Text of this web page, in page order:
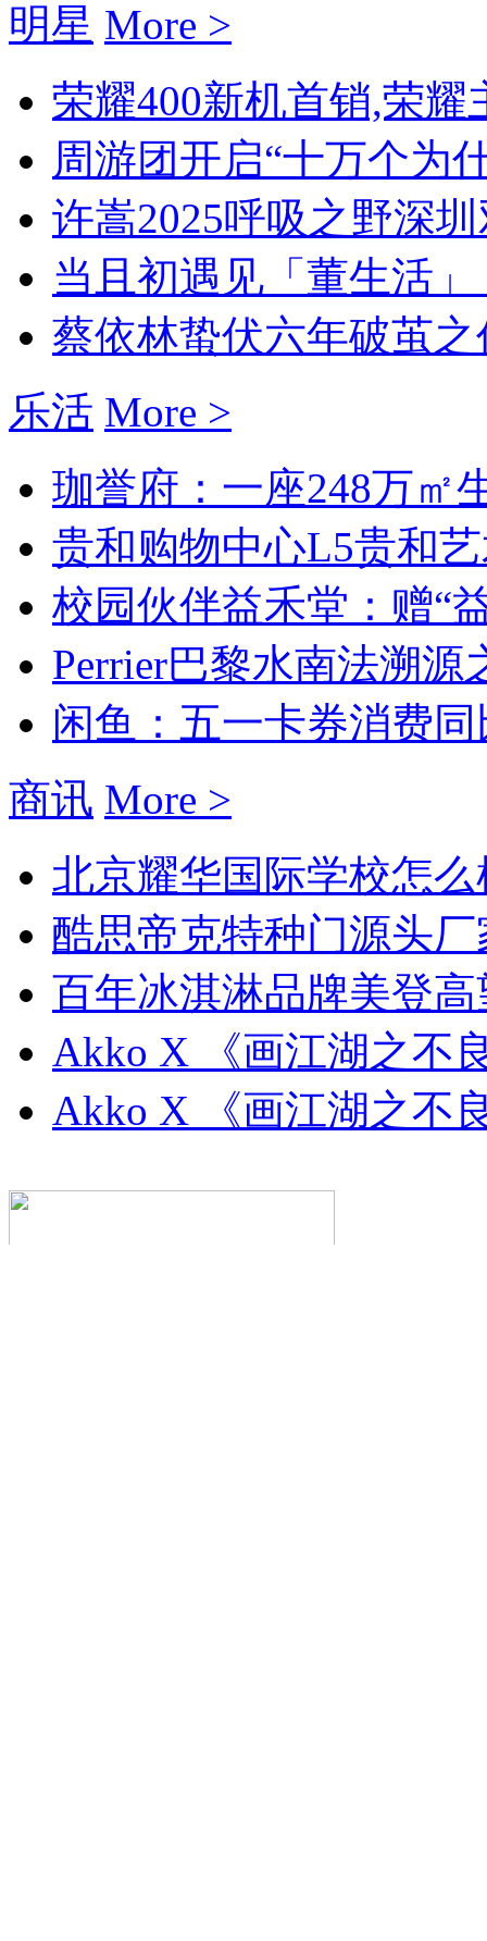
明星 More >
荣耀400新机首销,荣耀
周游团开启“十万个为
许嵩2025呼吸之野深
当且初遇见「董生活
蔡依林蛰伏六年破茧之
乐活 More >
珈誉府：一座248万㎡
贵和购物中心L5贵和
校园伙伴益禾堂：赠“
Perrier巴黎水南法溯源
闲鱼：五一卡券消费
商讯 More >
北京耀华国际学校怎
酷思帝克特种门源头
百年冰淇淋品牌美登
Akko X 《画江湖之不
Akko X 《画江湖之不